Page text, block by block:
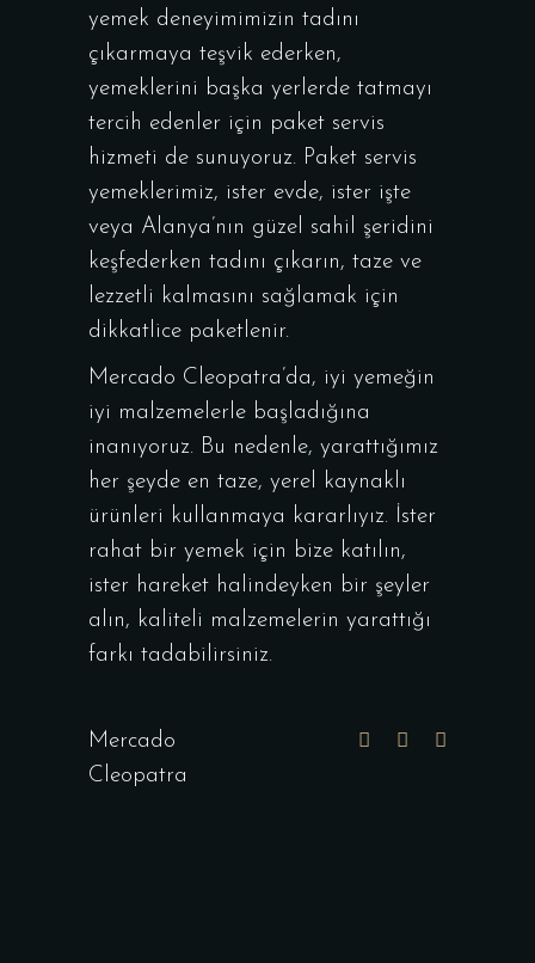
yemek deneyimimizin tadını
çıkarmaya teşvik ederken,
yemeklerini başka yerlerde tatmayı
tercih edenler için paket servis
hizmeti de sunuyoruz. Paket servis
yemeklerimiz, ister evde, ister işte
veya Alanya’nın güzel sahil şeridini
keşfederken tadını çıkarın, taze ve
lezzetli kalmasını sağlamak için
dikkatlice paketlenir.
Mercado Cleopatra’da, iyi yemeğin
iyi malzemelerle başladığına
inanıyoruz. Bu nedenle, yarattığımız
her şeyde en taze, yerel kaynaklı
ürünleri kullanmaya kararlıyız. İster
rahat bir yemek için bize katılın,
ister hareket halindeyken bir şeyler
alın, kaliteli malzemelerin yarattığı
farkı tadabilirsiniz.
Mercado
Cleopatra